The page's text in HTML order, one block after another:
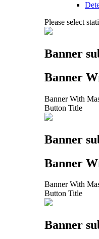
Please select
Banner
Banner
Banner With
Button Title
Banner
Banner
Banner With
Button Title
Banner